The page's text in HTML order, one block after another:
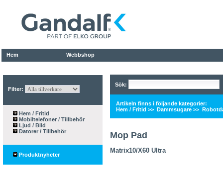
Hem Webbshop
Filter:
Hem / Fritid
Mobiltelefoner / Tillbehör
Ljud / Bild
Datorer / Tillbehör
Produktnyheter
Sök:
Artikeln finns i följande kategorier:
Hem / Fritid >> Dammsugare >>
Mop Pad
Matrix10/X60 Ultra